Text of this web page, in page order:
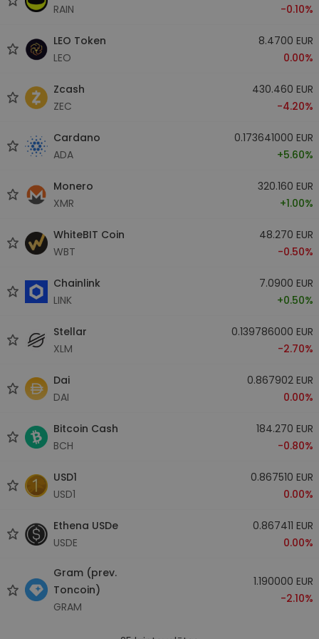
RAIN
-0.10%
LEO Token
LEO
8.4700 EUR
0.00%
Zcash
ZEC
430.460 EUR
-4.20%
Cardano
ADA
0.173641000 EUR
+5.60%
Monero
XMR
320.160 EUR
+1.00%
WhiteBIT Coin
WBT
48.270 EUR
-0.50%
Chainlink
LINK
7.0900 EUR
+0.50%
Stellar
XLM
0.139786000 EUR
-2.70%
Dai
DAI
0.867902 EUR
0.00%
Bitcoin Cash
BCH
184.270 EUR
-0.80%
USD1
USD1
0.867510 EUR
0.00%
Ethena USDe
USDE
0.867411 EUR
0.00%
Gram (prev.
Toncoin)
GRAM
1.190000 EUR
-2.10%